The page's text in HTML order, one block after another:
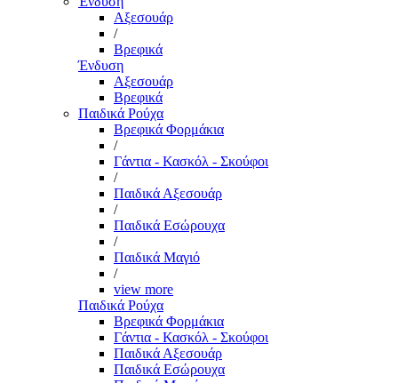
Αξεσουάρ
/
Βρεφικά
Ένδυση
Αξεσουάρ
Βρεφικά
Παιδικά Ρούχα
Βρεφικά Φορμάκια
/
Γάντια - Κασκόλ - Σκούφοι
/
Παιδικά Αξεσουάρ
/
Παιδικά Εσώρουχα
/
Παιδικά Μαγιό
/
view more
Παιδικά Ρούχα
Βρεφικά Φορμάκια
Γάντια - Κασκόλ - Σκούφοι
Παιδικά Αξεσουάρ
Παιδικά Εσώρουχα